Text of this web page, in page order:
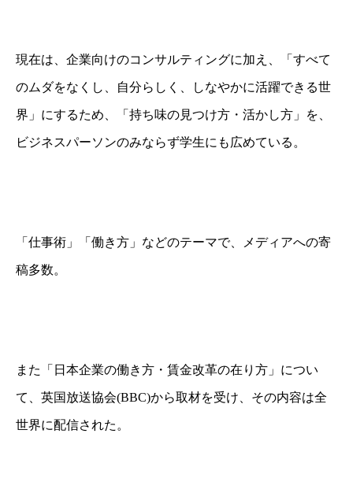
現在は、企業向けのコンサルティングに加え、 「すべて
のムダをなくし、自分らしく、しなやかに活躍できる世
界」にするため、 「持ち味の見つけ方・活かし方」を、
ビジネスパーソンのみならず学生にも広めている。
「仕事術」「働き方」などのテーマで、メディアへの寄
稿多数。
また「日本企業の働き方・賃金改革の在り方」につい
て、 英国放送協会(BBC)から取材を受け、その内容は全
世界に配信された。